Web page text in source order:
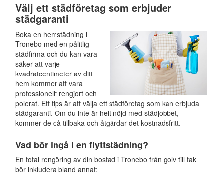
Välj ett städföretag som erbjuder
städgaranti
Boka en hemstädning i
Tronebo med en pålitlig
städfirma och du kan vara
säker att varje
kvadratcentimeter av ditt
hem kommer att vara
professionellt rengjort och
polerat. Ett tips är att välja ett städföretag som kan erbjuda
städgaranti. Om du inte är helt nöjd med städjobbet,
kommer de då tillbaka och åtgärdar det kostnadsfritt.
Vad bör ingå i en flyttstädning?
En total rengöring av din bostad i Tronebo från golv till tak
bör inkludera bland annat: